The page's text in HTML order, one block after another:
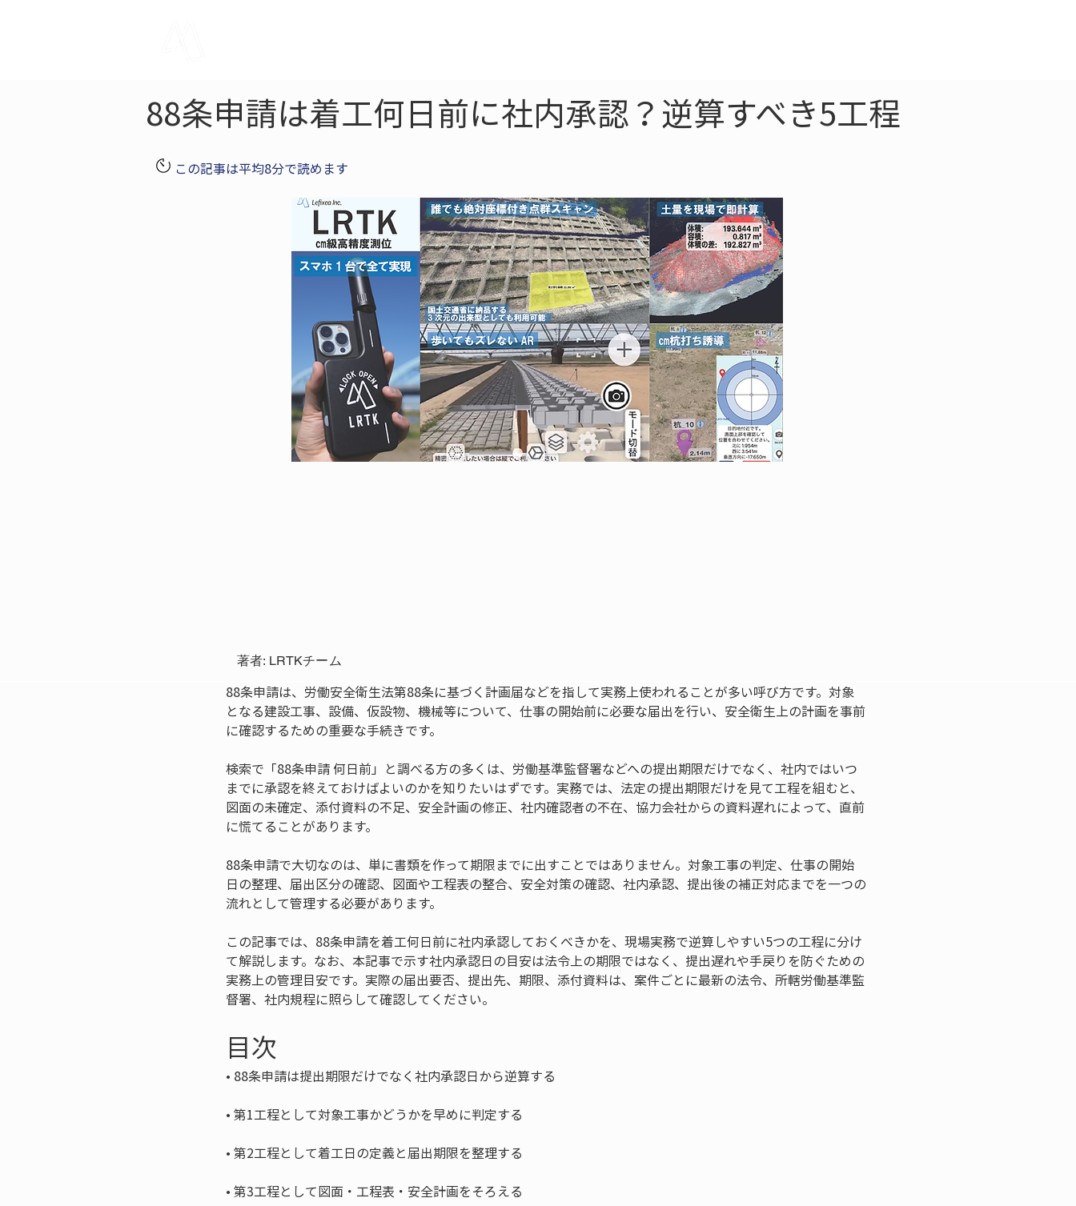
88条申請は着工何日前に社内承認？逆算すべき5工程
この記事は平均8分で読めます
著者: LRTKチーム
88条申請は、労働安全衛生法第88条に基づく計画届などを指して実務上使われることが多い呼び方です。対象
となる建設工事、設備、仮設物、機械等について、仕事の開始前に必要な届出を行い、安全衛生上の計画を事前
に確認するための重要な手続きです。
検索で「88条申請 何日前」と調べる方の多くは、労働基準監督署などへの提出期限だけでなく、社内ではいつ
までに承認を終えておけばよいのかを知りたいはずです。実務では、法定の提出期限だけを見て工程を組むと、
図面の未確定、添付資料の不足、安全計画の修正、社内確認者の不在、協力会社からの資料遅れによって、直前
に慌てることがあります。
88条申請で大切なのは、単に書類を作って期限までに出すことではありません。対象工事の判定、仕事の開始
日の整理、届出区分の確認、図面や工程表の整合、安全対策の確認、社内承認、提出後の補正対応までを一つの
流れとして管理する必要があります。
この記事では、88条申請を着工何日前に社内承認しておくべきかを、現場実務で逆算しやすい5つの工程に分け
て解説します。なお、本記事で示す社内承認日の目安は法令上の期限ではなく、提出遅れや手戻りを防ぐための
実務上の管理目安です。実際の届出要否、提出先、期限、添付資料は、案件ごとに最新の法令、所轄労働基準監
督署、社内規程に照らして確認してください。
目次
•
•
•
•